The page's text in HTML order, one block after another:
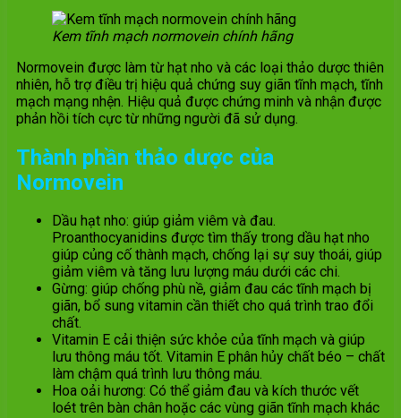
Kem tĩnh mạch normovein chính hãng
Normovein được làm từ hạt nho và các loại thảo dược thiên
nhiên, hỗ trợ điều trị hiệu quả chứng suy giãn tĩnh mạch, tĩnh
mạch mạng nhện. Hiệu quả được chứng minh và nhận được
phản hồi tích cực từ những người đã sử dụng.
Thành phần thảo dược của
Normovein
Dầu hạt nho: giúp giảm viêm và đau.
Proanthocyanidins được tìm thấy trong dầu hạt nho
giúp củng cố thành mạch, chống lại sự suy thoái, giúp
giảm viêm và tăng lưu lượng máu dưới các chi.
Gừng: giúp chống phù nề, giảm đau các tĩnh mạch bị
giãn, bổ sung vitamin cần thiết cho quá trình trao đổi
chất.
Vitamin E cải thiện sức khỏe của tĩnh mạch và giúp
lưu thông máu tốt. Vitamin E phân hủy chất béo – chất
làm chậm quá trình lưu thông máu.
Hoa oải hương: Có thể giảm đau và kích thước vết
loét trên bàn chân hoặc các vùng giãn tĩnh mạch khác